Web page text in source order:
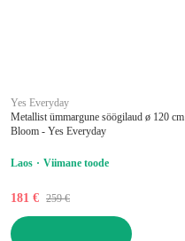
Yes Everyday
Metallist ümmargune söögilaud ø 120 cm
Bloom - Yes Everyday
Laos Viimane toode
181 € 259 €